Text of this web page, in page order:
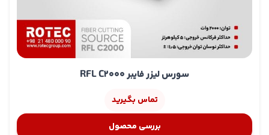
سورس لیزر فایبر RFL C2000
تماس بگیرید
بررسی محصول